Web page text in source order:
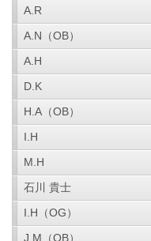
A.R
A.N（OB）
A.H
D.K
H.A（OB）
I.H
M.H
石川 貴士
I.H（OG）
J.M（OB）